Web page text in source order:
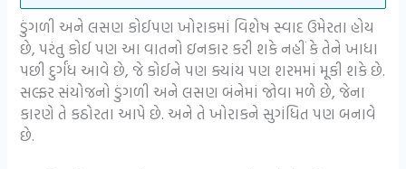
ડુંગળી અને લસણ કોઈપણ ખોરાકમાં વિશેષ સ્વાદ ઉમેરતા હોય
છે, પરંતુ કોઈ પણ આ વાતનો ઇનકાર કરી શકે નહીં કે તેને ખાધા
પછી દુર્ગંધ આવે છે, જે કોઈને પણ ક્યાંય પણ શરમમાં મૂકી શકે છે.
સલ્ફર સંયોજનો ડુંગળી અને લસણ બંનેમાં જોવા મળે છે, જેના
કારણે તે કઠોરતા આપે છે. અને તે ખોરાકને સુગંધિત પણ બનાવે
છે.